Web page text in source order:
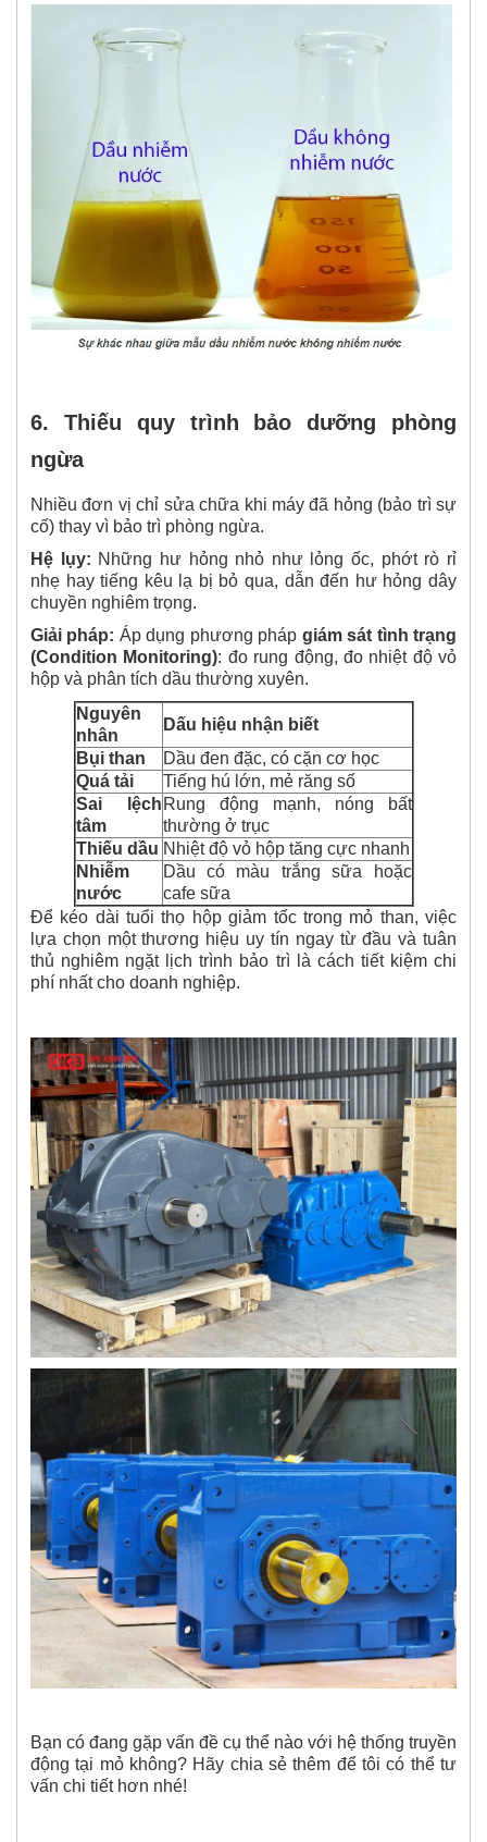
6. Thiếu quy trình bảo dưỡng phòng
ngừa
Nhiều đơn vị chỉ sửa chữa khi máy đã hỏng (bảo trì sự
cố) thay vì bảo trì phòng ngừa.
Hệ lụy: Những hư hỏng nhỏ như lỏng ốc, phớt rò rỉ
nhẹ hay tiếng kêu lạ bị bỏ qua, dẫn đến hư hỏng dây
chuyền nghiêm trọng.
Giải pháp: Áp dụng phương pháp giám sát tình trạng
(Condition Monitoring): đo rung động, đo nhiệt độ vỏ
hộp và phân tích dầu thường xuyên.
Nguyên
nhân
Dấu hiệu nhận biết
Bụi than
Dầu đen đặc, có cặn cơ học
Quá tải
Tiếng hú lớn, mẻ răng số
Sai lệch
tâm
Rung động mạnh, nóng bất
thường ở trục
Thiếu dầu Nhiệt độ vỏ hộp tăng cực nhanh
Nhiễm
nước
Dầu có màu trắng sữa hoặc
cafe sữa
Để kéo dài tuổi thọ hộp giảm tốc trong mỏ than, việc
lựa chọn một thương hiệu uy tín ngay từ đầu và tuân
thủ nghiêm ngặt lịch trình bảo trì là cách tiết kiệm chi
phí nhất cho doanh nghiệp.
Bạn có đang gặp vấn đề cụ thể nào với hệ thống truyền
động tại mỏ không? Hãy chia sẻ thêm để tôi có thể tư
vấn chi tiết hơn nhé!